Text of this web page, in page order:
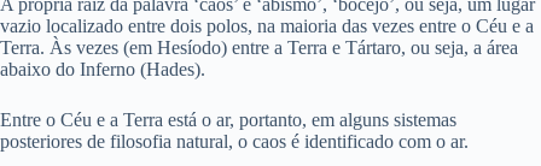
A própria raiz da palavra ‘caos’ é ‘abismo’, ‘bocejo’, ou seja, um lugar
vazio localizado entre dois polos, na maioria das vezes entre o Céu e a
Terra. Às vezes (em Hesíodo) entre a Terra e Tártaro, ou seja, a área
abaixo do Inferno (Hades).
Entre o Céu e a Terra está o ar, portanto, em alguns sistemas
posteriores de filosofia natural, o caos é identificado com o ar.